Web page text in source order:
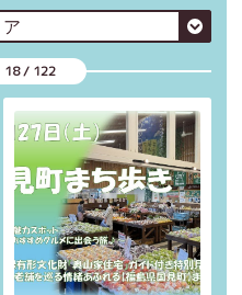
18/ 122